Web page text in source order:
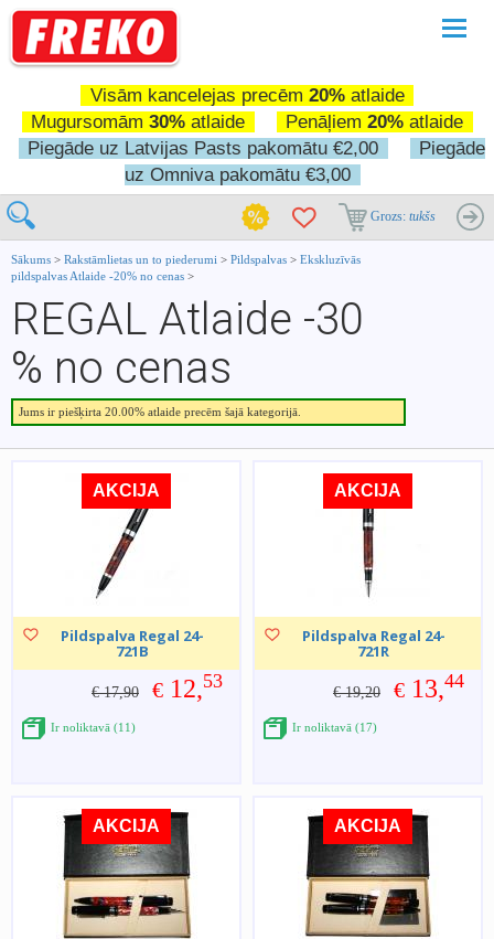
Visām kancelejas precēm 20%atlaide
Mugursomām 30% atlaide Penāļiem 20% atlaide
Piegāde uz Latvijas Pasts pakomātu €2,00
Piegāde
uz Omniva pakomātu €3,00
Grozs: tukšs
Sākums > Rakstāmlietas un to piederumi > Pildspalvas > Ekskluzīvās
pildspalvas Atlaide -20% no cenas >
REGAL Atlaide -30
% no cenas
Jums ir piešķirta 20.00% atlaide precēm šajā kategorijā.
AKCIJA
Pildspalva Regal 24-
721B
€ 17,90 € 12,53
Ir noliktavā (11)
AKCIJA
Pildspalva Regal 24-
721R
€ 19,20 € 13,44
Ir noliktavā (17)
AKCIJA AKCIJA